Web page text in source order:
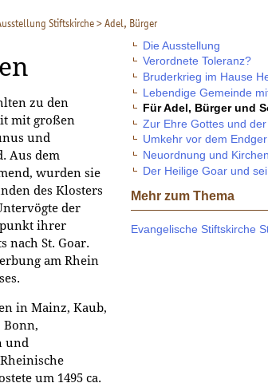
Stiftskirche>Adel, Bürger
zu den
mit großen
und
Aus dem
wurden sie
des Klosters
der
ihrer
nach St. Goar.
am Rhein
in Mainz, Kaub,
Bonn,
und
um 1495 ca.
Die Ausstellung
Verordnete Toleranz?
Bruderkrieg im Hause
Lebendige Gemeinde
Für Adel, Bürger und
Zur Ehre Gottes und
Umkehr vor dem
Neuordnung und
Der Heilige Goar und
Mehr zum Thema
Evangelische Stiftskirche